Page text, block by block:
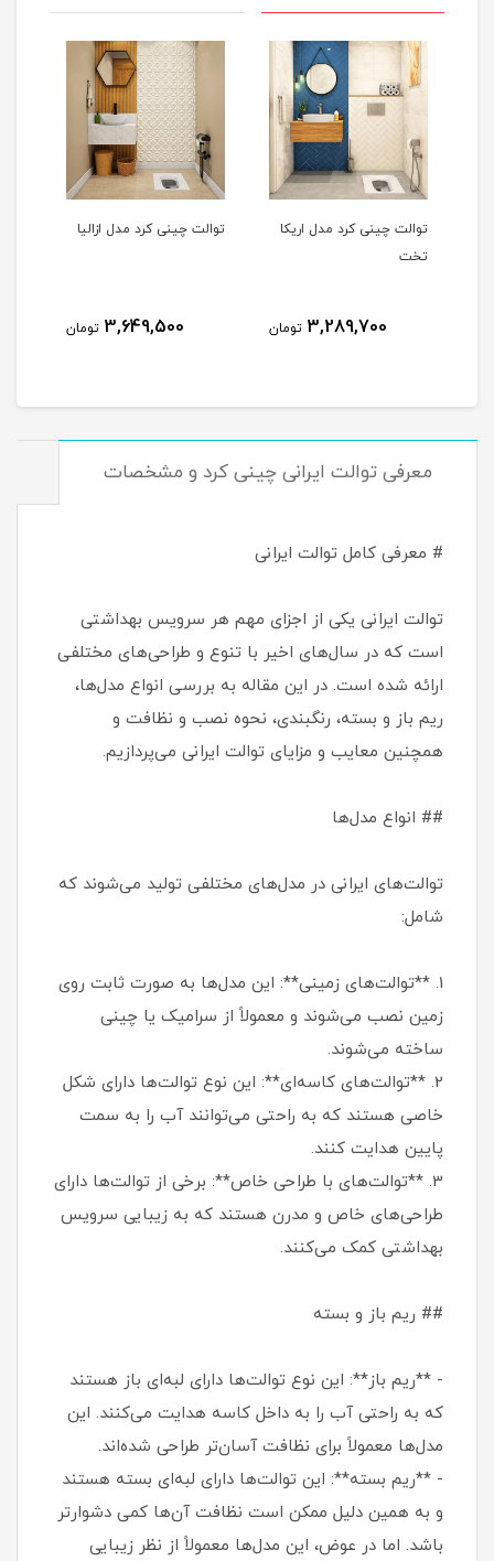
توالت چینی کرد مدل اریکا
تخت
3,289,700 تومان
توالت چینی کرد مدل ازالیا
3,649,500 تومان
معرفی توالت ایرانی چینی کرد و مشخصات
# معرفی کامل توالت ایرانی
توالت ایرانی یکی از اجزای مهم هر سرویس بهداشتی
است که در سال‌های اخیر با تنوع و طراحی‌های مختلفی
ارائه شده است. در این مقاله به بررسی انواع مدل‌ها،
ریم باز و بسته، رنگبندی، نحوه نصب و نظافت و
همچنین معایب و مزایای توالت ایرانی می‌پردازیم.
## انواع مدل‌ها
توالت‌های ایرانی در مدل‌های مختلفی تولید می‌شوند که
شامل:
1. **توالت‌های زمینی**: این مدل‌ها به صورت ثابت روی
زمین نصب می‌شوند و معمولاً از سرامیک یا چینی
ساخته می‌شوند.
2. **توالت‌های کاسه‌ای**: این نوع توالت‌ها دارای شکل
خاصی هستند که به راحتی می‌توانند آب را به سمت
پایین هدایت کنند.
3. **توالت‌های با طراحی خاص**: برخی از توالت‌ها دارای
طراحی‌های خاص و مدرن هستند که به زیبایی سرویس
بهداشتی کمک می‌کنند.
## ریم باز و بسته
- **ریم باز**: این نوع توالت‌ها دارای لبه‌ای باز هستند
که به راحتی آب را به داخل کاسه هدایت می‌کنند. این
مدل‌ها معمولاً برای نظافت آسان‌تر طراحی شده‌اند.
- **ریم بسته**: این توالت‌ها دارای لبه‌ای بسته هستند
و به همین دلیل ممکن است نظافت آن‌ها کمی دشوارتر
باشد. اما در عوض، این مدل‌ها معمولاً از نظر زیبایی